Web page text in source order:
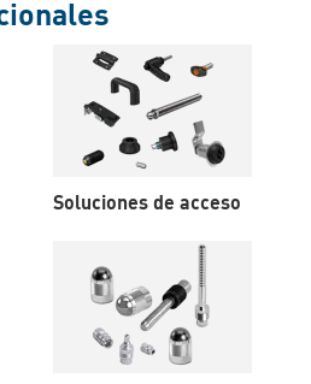
Soluciones de acceso